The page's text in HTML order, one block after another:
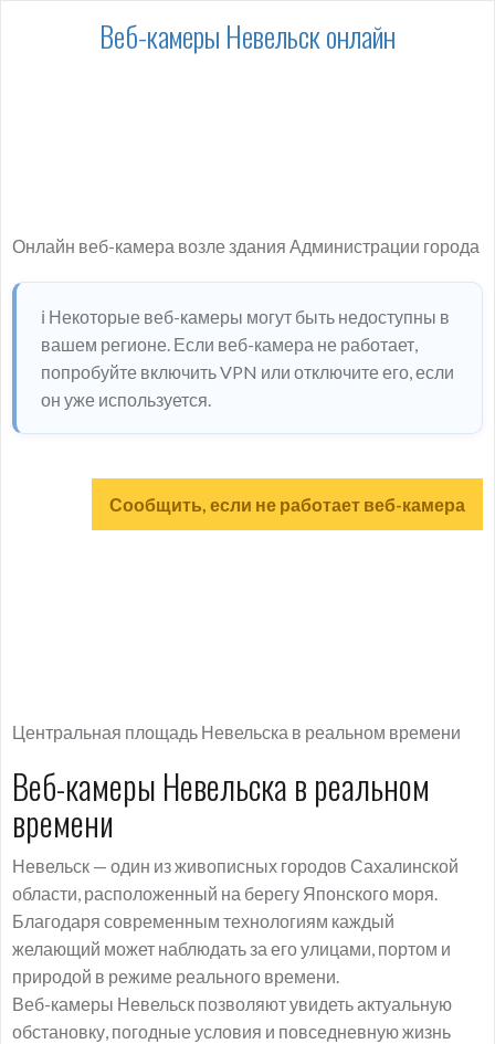
Веб-камеры Невельск онлайн
Онлайн веб-камера возле здания Администрации города
ℹ️ Некоторые веб-камеры могут быть недоступны в
вашем регионе. Если веб-камера не работает,
попробуйте включить VPN или отключите его, если
он уже используется.
Сообщить, если не работает веб-камера
Центральная площадь Невельска в реальном времени
Веб-камеры Невельска в реальном
времени
Невельск — один из живописных городов Сахалинской
области, расположенный на берегу Японского моря.
Благодаря современным технологиям каждый
желающий может наблюдать за его улицами, портом и
природой в режиме реального времени.
Веб-камеры Невельск позволяют увидеть актуальную
обстановку, погодные условия и повседневную жизнь